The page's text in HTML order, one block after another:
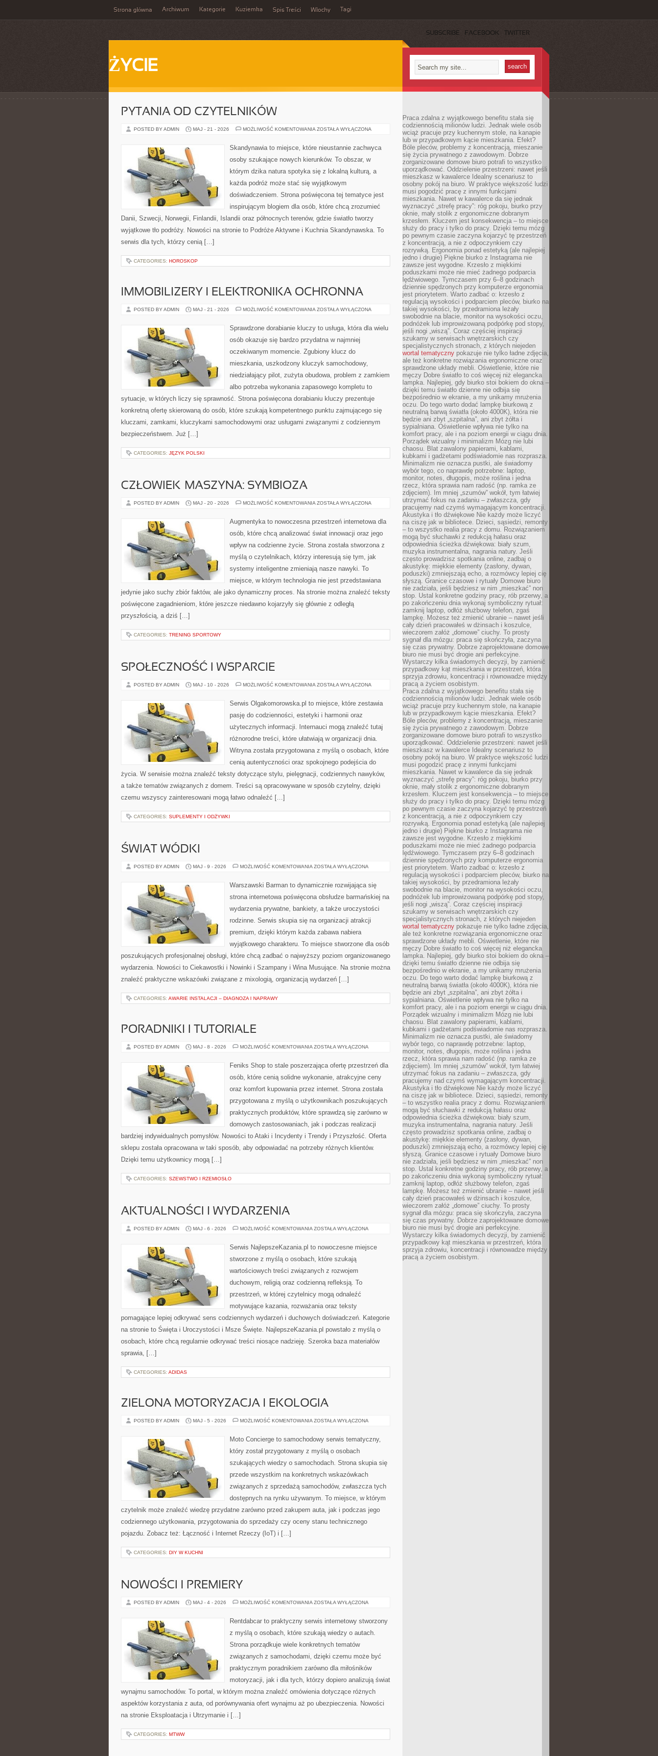
Strona główna Archiwum Kategorie Kuziemka Spis Treści Włochy Tagi
SUBSCRIBE FACEBOOK TWITTER
ŻYCIE
PYTANIA OD CZYTELNIKÓW
POSTED BY ADMIN MAJ - 21 - 2026 MOŻLIWOŚĆ KOMENTOWANIA PYTANIA
ZOSTAŁA WYŁĄCZONA
Skandynawia to miejsce, które nieustannie zachwyca
osoby szukające nowych kierunków. To obszar, w
którym dzika natura spotyka się z lokalną kulturą, a
każda podróż może stać się wyjątkowym
doświadczeniem. Strona poświęcona tej tematyce jest
inspirującym blogiem dla osób, które chcą zrozumieć
Danii, Szwecji, Norwegii, Finlandii, Islandii oraz północnych terenów, gdzie światło tworzy
wyjątkowe tło podróży. Nowości na stronie to Podróże Aktywne i Kuchnia Skandynawska. To
serwis dla tych, którzy cenią […]
CATEGORIES: HOROSKOP
IMMOBILIZERY I ELEKTRONIKA OCHRONNA
POSTED BY ADMIN MAJ - 21 - 2026 MOŻLIWOŚĆ KOMENTOWANIA IMMOBILIZERY
OCHRONNA
ZOSTAŁA WYŁĄCZONA
Sprawdzone dorabianie kluczy to usługa, która dla wielu
osób okazuje się bardzo przydatna w najmniej
oczekiwanym momencie. Zgubiony klucz do
mieszkania, uszkodzony kluczyk samochodowy,
niedziałający pilot, zużyta obudowa, problem z zamkiem
albo potrzeba wykonania zapasowego kompletu to
sytuacje, w których liczy się sprawność. Strona poświęcona dorabianiu kluczy prezentuje
konkretną ofertę skierowaną do osób, które szukają kompetentnego punktu zajmującego się
kluczami, zamkami, kluczykami samochodowymi oraz usługami związanymi z codziennym
bezpieczeństwem. Już […]
CATEGORIES: JĘZYK POLSKI
CZŁOWIEK–MASZYNA: SYMBIOZA
POSTED BY ADMIN MAJ - 20 - 2026 MOŻLIWOŚĆ KOMENTOWANIA CZŁOWIEK–
ZOSTAŁA WYŁĄCZONA
Augmentyka to nowoczesna przestrzeń internetowa dla
osób, które chcą analizować świat innowacji oraz jego
wpływ na codzienne życie. Strona została stworzona z
myślą o czytelnikach, którzy interesują się tym, jak
systemy inteligentne zmieniają nasze nawyki. To
miejsce, w którym technologia nie jest przedstawiana
jedynie jako suchy zbiór faktów, ale jako dynamiczny proces. Na stronie można znaleźć teksty
poświęcone zagadnieniom, które jeszcze niedawno kojarzyły się głównie z odległą
przyszłością, a dziś […]
CATEGORIES: TRENING SPORTOWY
SPOŁECZNOŚĆ I WSPARCIE
POSTED BY ADMIN MAJ - 10 - 2026 MOŻLIWOŚĆ KOMENTOWANIA SPOŁECZNOŚĆ
ZOSTAŁA WYŁĄCZONA
Serwis Olgakomorowska.pl to miejsce, które zestawia
pasję do codzienności, estetyki i harmonii oraz
użytecznych informacji. Internauci mogą znaleźć tutaj
różnorodne treści, które ułatwiają w organizacji dnia.
Witryna została przygotowana z myślą o osobach, które
cenią autentyczności oraz spokojnego podejścia do
życia. W serwisie można znaleźć teksty dotyczące stylu, pielęgnacji, codziennych nawyków,
a także tematów związanych z domem. Treści są opracowywane w sposób czytelny, dzięki
czemu wszyscy zainteresowani mogą łatwo odnaleźć […]
CATEGORIES: SUPLEMENTY I ODŻYWKI
ŚWIAT WÓDKI
POSTED BY ADMIN MAJ - 9 - 2026 MOŻLIWOŚĆ KOMENTOWANIA ŚWIAT
ZOSTAŁA WYŁĄCZONA
Warszawski Barman to dynamicznie rozwijająca się
strona internetowa poświęcona obsłudze barmańskiej na
wydarzenia prywatne, bankiety, a także uroczystości
rodzinne. Serwis skupia się na organizacji atrakcji
premium, dzięki którym każda zabawa nabiera
wyjątkowego charakteru. To miejsce stworzone dla osób
poszukujących profesjonalnej obsługi, które chcą zadbać o najwyższy poziom organizowanego
wydarzenia. Nowości to Ciekawostki i Nowinki i Szampany i Wina Musujące. Na stronie można
znaleźć praktyczne wskazówki związane z mixologią, organizacją wydarzeń […]
CATEGORIES: AWARIE INSTALACJI – DIAGNOZA I NAPRAWY
PORADNIKI I TUTORIALE
POSTED BY ADMIN MAJ - 8 - 2026 MOŻLIWOŚĆ KOMENTOWANIA PORADNIKI
ZOSTAŁA WYŁĄCZONA
Feniks Shop to stale poszerzająca ofertę przestrzeń dla
osób, które cenią solidne wykonanie, atrakcyjne ceny
oraz komfort kupowania przez internet. Strona została
przygotowana z myślą o użytkownikach poszukujących
praktycznych produktów, które sprawdzą się zarówno w
domowych zastosowaniach, jak i podczas realizacji
bardziej indywidualnych pomysłów. Nowości to Ataki i Incydenty i Trendy i Przyszłość. Oferta
sklepu została opracowana w taki sposób, aby odpowiadać na potrzeby różnych klientów.
Dzięki temu użytkownicy mogą […]
CATEGORIES: SZEWSTWO I RZEMIOSŁO
AKTUALNOŚCI I WYDARZENIA
POSTED BY ADMIN MAJ - 6 - 2026 MOŻLIWOŚĆ KOMENTOWANIA AKTUALNOŚCI
ZOSTAŁA WYŁĄCZONA
Serwis NajlepszeKazania.pl to nowoczesne miejsce
stworzone z myślą o osobach, które szukają
wartościowych treści związanych z rozwojem
duchowym, religią oraz codzienną refleksją. To
przestrzeń, w której czytelnicy mogą odnaleźć
motywujące kazania, rozważania oraz teksty
pomagające lepiej odkrywać sens codziennych wydarzeń i duchowych doświadczeń. Kategorie
na stronie to Święta i Uroczystości i Msze Święte. NajlepszeKazania.pl powstało z myślą o
osobach, które chcą regularnie odkrywać treści niosące nadzieję. Szeroka baza materiałów
sprawia, […]
CATEGORIES: ADIDAS
ZIELONA MOTORYZACJA I EKOLOGIA
POSTED BY ADMIN MAJ - 5 - 2026 MOŻLIWOŚĆ KOMENTOWANIA ZIELONA
ZOSTAŁA WYŁĄCZONA
Moto Concierge to samochodowy serwis tematyczny,
który został przygotowany z myślą o osobach
szukających wiedzy o samochodach. Strona skupia się
przede wszystkim na konkretnych wskazówkach
związanych z sprzedażą samochodów, zwłaszcza tych
dostępnych na rynku używanym. To miejsce, w którym
czytelnik może znaleźć wiedzę przydatne zarówno przed zakupem auta, jak i podczas jego
codziennego użytkowania, przygotowania do sprzedaży czy oceny stanu technicznego
pojazdu. Zobacz też: Łączność i Internet Rzeczy (IoT) i […]
CATEGORIES: DIY W KUCHNI
NOWOŚCI I PREMIERY
POSTED BY ADMIN MAJ - 4 - 2026 MOŻLIWOŚĆ KOMENTOWANIA NOWOŚCI
ZOSTAŁA WYŁĄCZONA
Rentdabcar to praktyczny serwis internetowy stworzony
z myślą o osobach, które szukają wiedzy o autach.
Strona porządkuje wiele konkretnych tematów
związanych z samochodami, dzięki czemu może być
praktycznym poradnikiem zarówno dla miłośników
motoryzacji, jak i dla tych, którzy dopiero analizują świat
wynajmu samochodów. To portal, w którym można znaleźć omówienia dotyczące różnych
aspektów korzystania z auta, od porównywania ofert wynajmu aż po ubezpieczenia. Nowości
na stronie Eksploatacja i Utrzymanie i […]
CATEGORIES: MTWW
Praca zdalna z wyjątkowego benefitu stała się
codziennością milionów ludzi. Jednak wiele osób
wciąż pracuje przy kuchennym stole, na kanapie
lub w przypadkowym kącie mieszkania. Efekt?
Bóle pleców, problemy z koncentracją, mieszanie
się życia prywatnego z zawodowym. Dobrze
zorganizowane domowe biuro potrafi to wszystko
uporządkować. Oddzielenie przestrzeni: nawet jeśli
mieszkasz w kawalerce Idealny scenariusz to
osobny pokój na biuro. W praktyce większość ludzi
musi pogodzić pracę z innymi funkcjami
mieszkania. Nawet w kawalerce da się jednak
wyznaczyć „strefę pracy”: róg pokoju, biurko przy
oknie, mały stolik z ergonomiczne dobranym
krzesłem. Kluczem jest konsekwencja – to miejsce
służy do pracy i tylko do pracy. Dzięki temu mózg
po pewnym czasie zaczyna kojarzyć tę przestrzeń
z koncentracją, a nie z odpoczynkiem czy
rozrywką. Ergonomia ponad estetyką (ale najlepiej
jedno i drugie) Piękne biurko z Instagrama nie
zawsze jest wygodne. Krzesło z miękkimi
poduszkami może nie mieć żadnego podparcia
lędźwiowego. Tymczasem przy 6–8 godzinach
dziennie spędzonych przy komputerze ergonomia
jest priorytetem. Warto zadbać o: krzesło z
regulacją wysokości i podparciem pleców, biurko na
takiej wysokości, by przedramiona leżały
swobodnie na blacie, monitor na wysokości oczu,
podnóżek lub improwizowaną podpórkę pod stopy,
jeśli nogi „wiszą”. Coraz częściej inspiracji
szukamy w serwisach wnętrzarskich czy
specjalistycznych stronach, z których niejeden
wortal tematyczny pokazuje nie tylko ładne zdjęcia,
ale też konkretne rozwiązania ergonomiczne oraz
sprawdzone układy mebli. Oświetlenie, które nie
męczy Dobre światło to coś więcej niż elegancka
lampka. Najlepiej, gdy biurko stoi bokiem do okna –
dzięki temu światło dzienne nie odbija się
bezpośrednio w ekranie, a my unikamy mrużenia
oczu. Do tego warto dodać lampkę biurkową z
neutralną barwą światła (około 4000K), która nie
będzie ani zbyt „szpitalna”, ani zbyt żółta i
sypialniana. Oświetlenie wpływa nie tylko na
komfort pracy, ale i na poziom energii w ciągu dnia.
Porządek wizualny i minimalizm Mózg nie lubi
chaosu. Blat zawalony papierami, kablami,
kubkami i gadżetami podświadomie nas rozprasza.
Minimalizm nie oznacza pustki, ale świadomy
wybór tego, co naprawdę potrzebne: laptop,
monitor, notes, długopis, może roślina i jedna
rzecz, która sprawia nam radość (np. ramka ze
zdjęciem). Im mniej „szumów” wokół, tym łatwiej
utrzymać fokus na zadaniu – zwłaszcza, gdy
pracujemy nad czymś wymagającym koncentracji.
Akustyka i tło dźwiękowe Nie każdy może liczyć
na ciszę jak w bibliotece. Dzieci, sąsiedzi, remonty
– to wszystko realia pracy z domu. Rozwiązaniem
mogą być słuchawki z redukcją hałasu oraz
odpowiednia ścieżka dźwiękowa: biały szum,
muzyka instrumentalna, nagrania natury. Jeśli
często prowadzisz spotkania online, zadbaj o
akustykę: miękkie elementy (zasłony, dywan,
poduszki) zmniejszają echo, a rozmówcy lepiej cię
słyszą. Granice czasowe i rytuały Domowe biuro
nie zadziała, jeśli będziesz w nim „mieszkać” non
stop. Ustal konkretne godziny pracy, rób przerwy, a
po zakończeniu dnia wykonaj symboliczny rytuał:
zamknij laptop, odłóż służbowy telefon, zgaś
lampkę. Możesz też zmienić ubranie – nawet jeśli
cały dzień pracowałeś w dżinsach i koszulce,
wieczorem załóż „domowe” ciuchy. To prosty
sygnał dla mózgu: praca się skończyła, zaczyna
się czas prywatny. Dobrze zaprojektowane domowe
biuro nie musi być drogie ani perfekcyjne.
Wystarczy kilka świadomych decyzji, by zamienić
przypadkowy kąt mieszkania w przestrzeń, która
sprzyja zdrowiu, koncentracji i równowadze między
pracą a życiem osobistym.
Praca zdalna z wyjątkowego benefitu stała się
codziennością milionów ludzi. Jednak wiele osób
wciąż pracuje przy kuchennym stole, na kanapie
lub w przypadkowym kącie mieszkania. Efekt?
Bóle pleców, problemy z koncentracją, mieszanie
się życia prywatnego z zawodowym. Dobrze
zorganizowane domowe biuro potrafi to wszystko
uporządkować. Oddzielenie przestrzeni: nawet jeśli
mieszkasz w kawalerce Idealny scenariusz to
osobny pokój na biuro. W praktyce większość ludzi
musi pogodzić pracę z innymi funkcjami
mieszkania. Nawet w kawalerce da się jednak
wyznaczyć „strefę pracy”: róg pokoju, biurko przy
oknie, mały stolik z ergonomiczne dobranym
krzesłem. Kluczem jest konsekwencja – to miejsce
służy do pracy i tylko do pracy. Dzięki temu mózg
po pewnym czasie zaczyna kojarzyć tę przestrzeń
z koncentracją, a nie z odpoczynkiem czy
rozrywką. Ergonomia ponad estetyką (ale najlepiej
jedno i drugie) Piękne biurko z Instagrama nie
zawsze jest wygodne. Krzesło z miękkimi
poduszkami może nie mieć żadnego podparcia
lędźwiowego. Tymczasem przy 6–8 godzinach
dziennie spędzonych przy komputerze ergonomia
jest priorytetem. Warto zadbać o: krzesło z
regulacją wysokości i podparciem pleców, biurko na
takiej wysokości, by przedramiona leżały
swobodnie na blacie, monitor na wysokości oczu,
podnóżek lub improwizowaną podpórkę pod stopy,
jeśli nogi „wiszą”. Coraz częściej inspiracji
szukamy w serwisach wnętrzarskich czy
specjalistycznych stronach, z których niejeden
wortal tematyczny pokazuje nie tylko ładne zdjęcia,
ale też konkretne rozwiązania ergonomiczne oraz
sprawdzone układy mebli. Oświetlenie, które nie
męczy Dobre światło to coś więcej niż elegancka
lampka. Najlepiej, gdy biurko stoi bokiem do okna –
dzięki temu światło dzienne nie odbija się
bezpośrednio w ekranie, a my unikamy mrużenia
oczu. Do tego warto dodać lampkę biurkową z
neutralną barwą światła (około 4000K), która nie
będzie ani zbyt „szpitalna”, ani zbyt żółta i
sypialniana. Oświetlenie wpływa nie tylko na
komfort pracy, ale i na poziom energii w ciągu dnia.
Porządek wizualny i minimalizm Mózg nie lubi
chaosu. Blat zawalony papierami, kablami,
kubkami i gadżetami podświadomie nas rozprasza.
Minimalizm nie oznacza pustki, ale świadomy
wybór tego, co naprawdę potrzebne: laptop,
monitor, notes, długopis, może roślina i jedna
rzecz, która sprawia nam radość (np. ramka ze
zdjęciem). Im mniej „szumów” wokół, tym łatwiej
utrzymać fokus na zadaniu – zwłaszcza, gdy
pracujemy nad czymś wymagającym koncentracji.
Akustyka i tło dźwiękowe Nie każdy może liczyć
na ciszę jak w bibliotece. Dzieci, sąsiedzi, remonty
– to wszystko realia pracy z domu. Rozwiązaniem
mogą być słuchawki z redukcją hałasu oraz
odpowiednia ścieżka dźwiękowa: biały szum,
muzyka instrumentalna, nagrania natury. Jeśli
często prowadzisz spotkania online, zadbaj o
akustykę: miękkie elementy (zasłony, dywan,
poduszki) zmniejszają echo, a rozmówcy lepiej cię
słyszą. Granice czasowe i rytuały Domowe biuro
nie zadziała, jeśli będziesz w nim „mieszkać” non
stop. Ustal konkretne godziny pracy, rób przerwy, a
po zakończeniu dnia wykonaj symboliczny rytuał:
zamknij laptop, odłóż służbowy telefon, zgaś
lampkę. Możesz też zmienić ubranie – nawet jeśli
cały dzień pracowałeś w dżinsach i koszulce,
wieczorem załóż „domowe” ciuchy. To prosty
sygnał dla mózgu: praca się skończyła, zaczyna
się czas prywatny. Dobrze zaprojektowane domowe
biuro nie musi być drogie ani perfekcyjne.
Wystarczy kilka świadomych decyzji, by zamienić
przypadkowy kąt mieszkania w przestrzeń, która
sprzyja zdrowiu, koncentracji i równowadze między
pracą a życiem osobistym.